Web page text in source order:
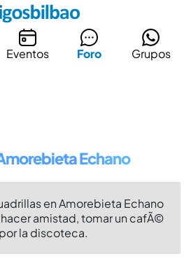
Eventos Foro Grupos
Echano
en Amorebieta Echano
amistad, tomar un cafÃ©
la discoteca.